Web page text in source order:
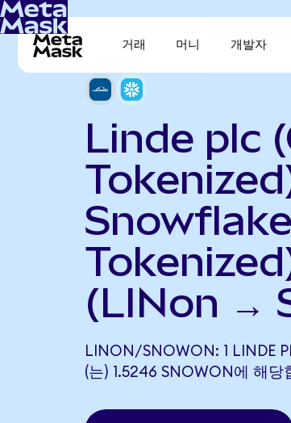
거래 머니 개발자
Linde plc
(LINon →
LINON/SNOWON: 1 LINDE
(는) 1.5246 SNOWON에 해당